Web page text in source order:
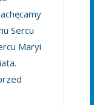
Sercu
Maryi